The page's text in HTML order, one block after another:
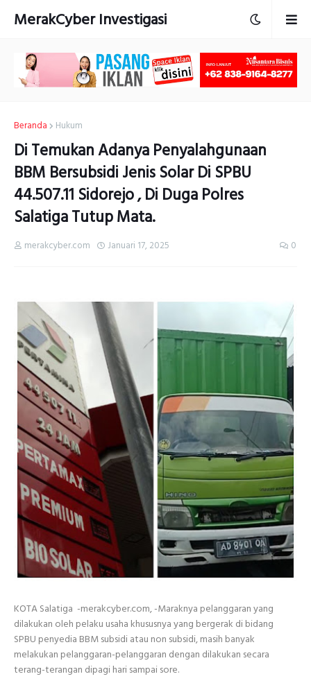
MerakCyber Investigasi
Beranda Hukum
Di Temukan Adanya Penyalahgunaan
BBM Bersubsidi Jenis Solar Di SPBU
44.507.11 Sidorejo , Di Duga Polres
Salatiga Tutup Mata.
merakcyber.com Januari 17, 2025 0
KOTA Salatiga -merakcyber.com, -Maraknya pelanggaran yang
dilakukan oleh pelaku usaha khususnya yang bergerak di bidang
SPBU penyedia BBM subsidi atau non subsidi, masih banyak
melakukan pelanggaran-pelanggaran dengan dilakukan secara
terang-terangan dipagi hari sampai sore.